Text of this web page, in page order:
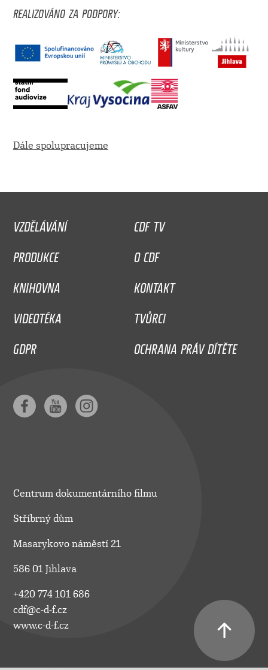
REALIZOVÁNO ZA PODPORY:
Dále spolupracujeme
VZDĚLÁVÁNÍ
CDF TV
PRODUKCE
O CDF
KNIHOVNA
KONTAKT
VIDEOTÉKA
TVŮRCI
GDPR
OCHRANA PRÁV DÍTĚTE
Centrum dokumentárního filmu
Stříbrný dům
Masarykovo náměstí 21
586 01 Jihlava
+420 774 101 686
cdf@c-d-f.cz
www.c-d-f.cz